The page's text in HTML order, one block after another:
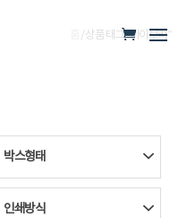
/ 상품 태그 “아이보리”
박스형태
인쇄방식